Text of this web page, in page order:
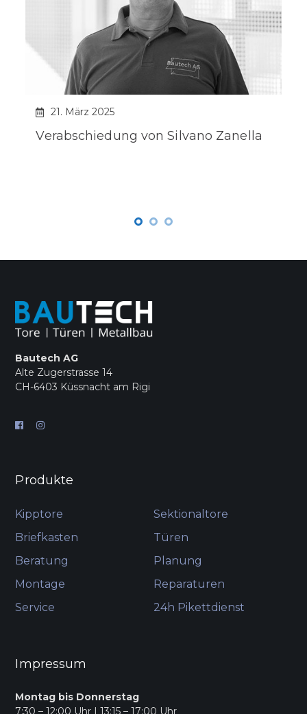
21. März 2025
Verabschiedung von Silvano Zanella
Bautech AG
Alte Zugerstrasse 14
CH-6403 Küssnacht am Rigi
Produkte
Kipptore
Sektionaltore
Briefkasten
Türen
Beratung
Planung
Montage
Reparaturen
Service
24h Pikettdienst
Impressum
Montag bis Donnerstag